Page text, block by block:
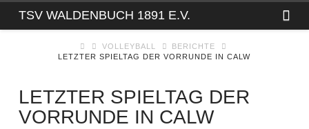
TSV
WALDENBUCH
1891
TSV WALDENBUCH 1891 E.V.
VOLLEYBALL
BERICHTE
LETZTER SPIELTAG DER VORRUNDE IN CALW
LETZTER SPIELTAG DER
VORRUNDE IN CALW